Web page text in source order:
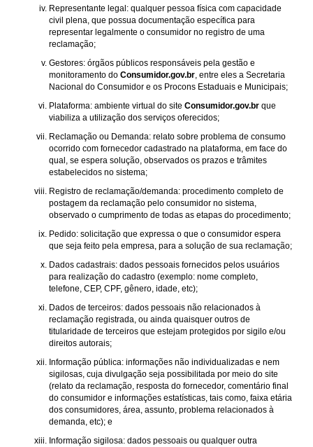
Representante legal: qualquer pessoa física com capacidade
civil plena, que possua documentação específica para
representar legalmente o consumidor no registro de uma
reclamação;
Gestores: órgãos públicos responsáveis pela gestão e
monitoramento do Consumidor.gov.br, entre eles a Secretaria
Nacional do Consumidor e os Procons Estaduais e Municipais;
Plataforma: ambiente virtual do site Consumidor.gov.br que
viabiliza a utilização dos serviços oferecidos;
Reclamação ou Demanda: relato sobre problema de consumo
ocorrido com fornecedor cadastrado na plataforma, em face do
qual, se espera solução, observados os prazos e trâmites
estabelecidos no sistema;
Registro de reclamação/demanda: procedimento completo de
postagem da reclamação pelo consumidor no sistema,
observado o cumprimento de todas as etapas do procedimento;
Pedido: solicitação que expressa o que o consumidor espera
que seja feito pela empresa, para a solução de sua reclamação;
Dados cadastrais: dados pessoais fornecidos pelos usuários
para realização do cadastro (exemplo: nome completo,
telefone, CEP, CPF, gênero, idade, etc);
Dados de terceiros: dados pessoais não relacionados à
reclamação registrada, ou ainda quaisquer outros de
titularidade de terceiros que estejam protegidos por sigilo e/ou
direitos autorais;
Informação pública: informações não individualizadas e nem
sigilosas, cuja divulgação seja possibilitada por meio do site
(relato da reclamação, resposta do fornecedor, comentário final
do consumidor e informações estatísticas, tais como, faixa etária
dos consumidores, área, assunto, problema relacionados à
demanda, etc); e
Informação sigilosa: dados pessoais ou qualquer outra